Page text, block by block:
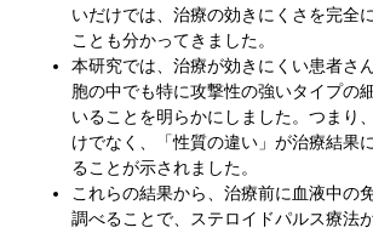
いだけでは、治療の効きにくさを完全
ことも分かってきました。
本研究では、治療が効きにくい患者さ
胞の中でも特に攻撃性の強いタイプの
いることを明らかにしました。つまり
けでなく、「性質の違い」が治療結果
ることが示されました。
これらの結果から、治療前に血液中の
調べることで、ステロイドパルス療法